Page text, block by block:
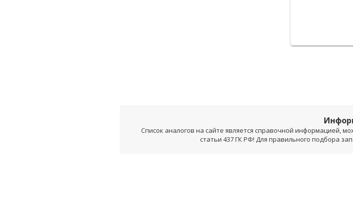
Список аналогов на сайте является справочной информацией,
статьи 437 ГК РФ! Для правильного подбора